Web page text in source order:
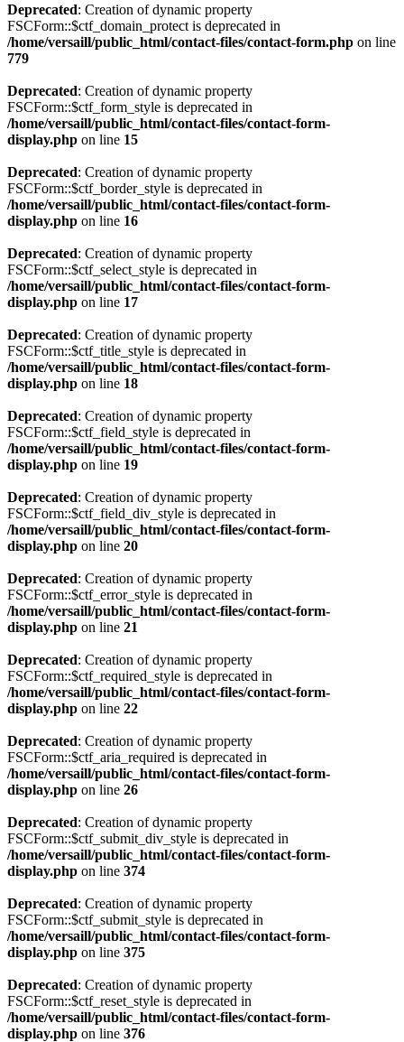
Deprecated: Creation of dynamic property
FSCForm::$ctf_domain_protect is deprecated in
/home/versaill/public_html/contact-files/contact-form.php on line
779
Deprecated: Creation of dynamic property
FSCForm::$ctf_form_style is deprecated in
/home/versaill/public_html/contact-files/contact-form-
display.php on line 15
Deprecated: Creation of dynamic property
FSCForm::$ctf_border_style is deprecated in
/home/versaill/public_html/contact-files/contact-form-
display.php on line 16
Deprecated: Creation of dynamic property
FSCForm::$ctf_select_style is deprecated in
/home/versaill/public_html/contact-files/contact-form-
display.php on line 17
Deprecated: Creation of dynamic property
FSCForm::$ctf_title_style is deprecated in
/home/versaill/public_html/contact-files/contact-form-
display.php on line 18
Deprecated: Creation of dynamic property
FSCForm::$ctf_field_style is deprecated in
/home/versaill/public_html/contact-files/contact-form-
display.php on line 19
Deprecated: Creation of dynamic property
FSCForm::$ctf_field_div_style is deprecated in
/home/versaill/public_html/contact-files/contact-form-
display.php on line 20
Deprecated: Creation of dynamic property
FSCForm::$ctf_error_style is deprecated in
/home/versaill/public_html/contact-files/contact-form-
display.php on line 21
Deprecated: Creation of dynamic property
FSCForm::$ctf_required_style is deprecated in
/home/versaill/public_html/contact-files/contact-form-
display.php on line 22
Deprecated: Creation of dynamic property
FSCForm::$ctf_aria_required is deprecated in
/home/versaill/public_html/contact-files/contact-form-
display.php on line 26
Deprecated: Creation of dynamic property
FSCForm::$ctf_submit_div_style is deprecated in
/home/versaill/public_html/contact-files/contact-form-
display.php on line 374
Deprecated: Creation of dynamic property
FSCForm::$ctf_submit_style is deprecated in
/home/versaill/public_html/contact-files/contact-form-
display.php on line 375
Deprecated: Creation of dynamic property
FSCForm::$ctf_reset_style is deprecated in
/home/versaill/public_html/contact-files/contact-form-
display.php on line 376